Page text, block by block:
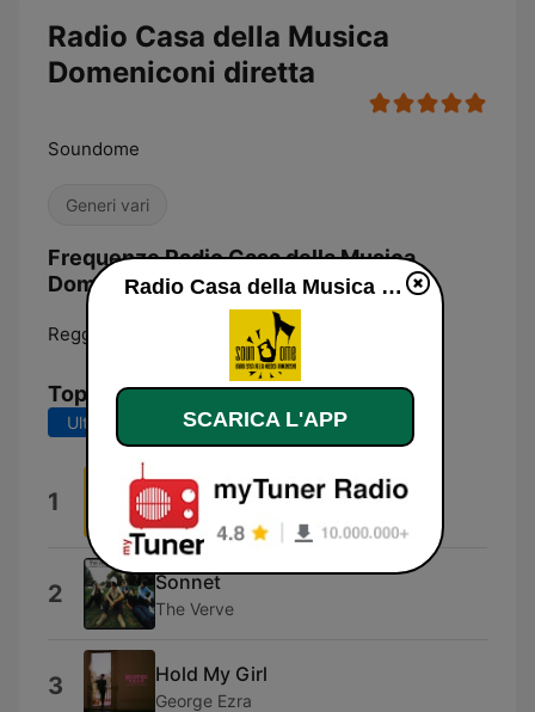
Radio Casa della Musica
Domeniconi diretta
Soundome
Generi vari
Frequenze Radio Casa della Musica
Domeniconi:
Reggio nell'Emilia: Online
Top brani
Ultimi 7 giorni Ultimi 30 giorni
1 Alla Mia Gente
Iva Zanicchi
2 Sonnet
The Verve
3 Hold My Girl
George Ezra
Radio Casa della Musica Domeniconi diretta
SCARICA L'APP